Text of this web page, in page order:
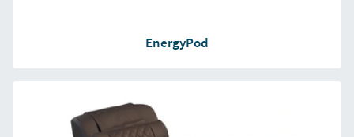
EnergyPod